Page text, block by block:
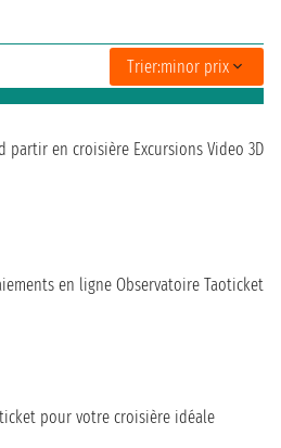
Trier:minor prix
partir en croisière Excursions Video 3D
en ligne Observatoire Taoticket
pour votre croisière idéale